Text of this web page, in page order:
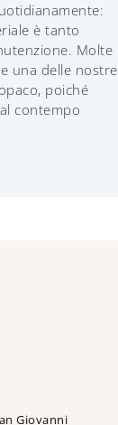
è tanto
Molte
una delle nostre
poiché
contempo
Giovanni